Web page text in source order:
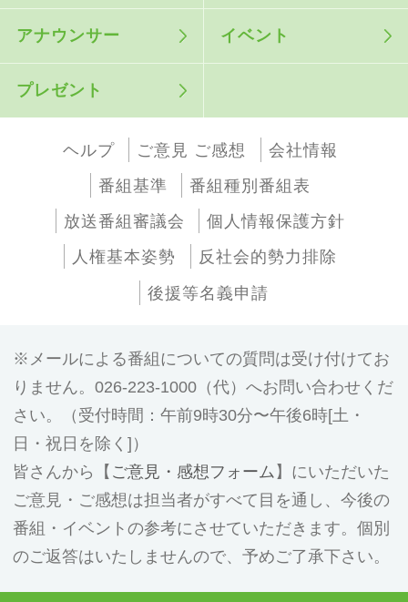
アナウンサー イベント
プレゼント
ヘルプ ご意見 ご感想
会社情報
番組基準
番組種別番組表
放送番組審議会
個人情報保護方針
人権基本姿勢
反社会的勢力排除
後援等名義申請
メールによる番組についての質問は受け付けてお
りません。026-223-1000（代）へお問い合わせくだ
さい。（受付時間：午前9時30分〜午後6時[土・
日・祝日を除く]）
皆さんから【 ご意見・感想フォーム 】にいただいた
ご意見・ご感想は担当者がすべて目を通し、今後の
番組・イベントの参考にさせていただきます。個別
のご返答はいたしませんので、予めご了承下さい。